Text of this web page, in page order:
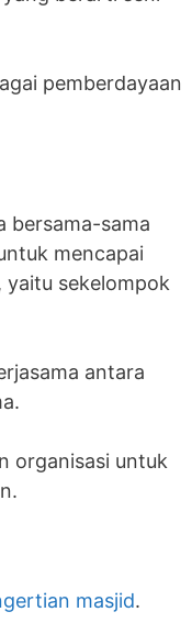
pemberdayaan
bersama-sama
mencapai
yaitu sekelompok
antara
organisasi untuk
masjid.